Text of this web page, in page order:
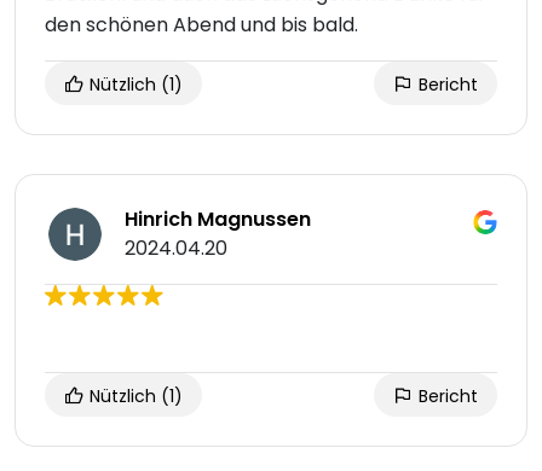
den schönen Abend und bis bald.
Nützlich (1) Bericht
Hinrich Magnussen
2024.04.20
Nützlich (1) Bericht